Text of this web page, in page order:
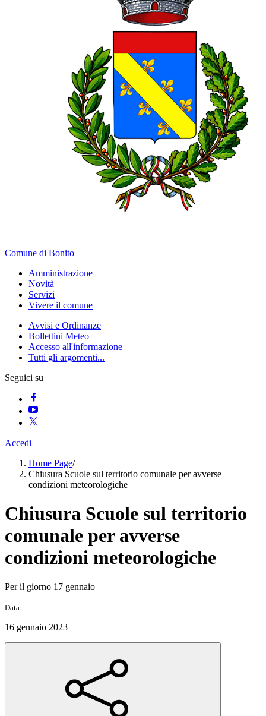
Comune di Bonito
Amministrazione
Novità
Servizi
Vivere il comune
Avvisi e Ordinanze
Bollettini Meteo
Accesso all'informazione
Tutti gli argomenti...
Seguici su
Accedi
Home Page/
Chiusura Scuole sul territorio comunale per avverse
condizioni meteorologiche
Chiusura Scuole sul territorio
comunale per avverse
condizioni meteorologiche
Per il giorno 17 gennaio
Data:
16 gennaio 2023